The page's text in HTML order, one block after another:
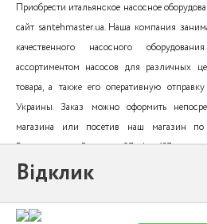
Приобрести итальянское насосное
сайт santehmaster.ua. Наша компания
качественного насосного
ассортиментом насосов для различных
товара, а также его оперативную
Украины. Заказ можно оформить
магазина или посетив наш магазин по
Борщаговка, ул. Радужная 97, офис 127.
Відклик